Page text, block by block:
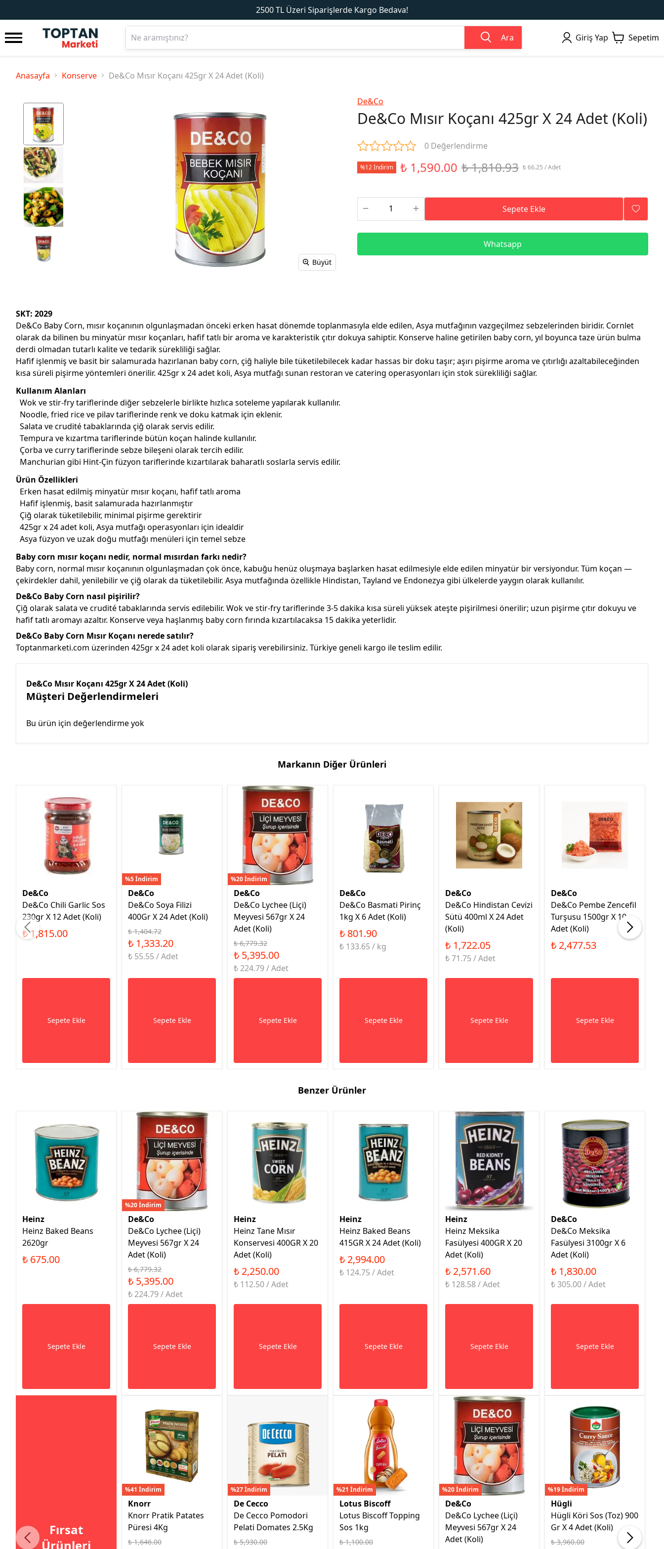
2500 TL Üzeri Siparişlerde Kargo Bedava!
Ara Giriş Yap Sepetim
Anasayfa Konserve De&Co Mısır Koçanı 425gr X 24 Adet (Koli)
Büyüt
De&Co
De&Co Mısır Koçanı 425gr X 24 Adet (Koli)
0 Değerlendirme
%12 İndirim ₺ 1,590.00 ₺ 1,810.93 ₺ 66.25 / Adet
Sepete Ekle
Whatsapp
SKT: 2029
De&Co Baby Corn, mısır koçanının olgunlaşmadan önceki erken hasat dönemde toplanmasıyla elde edilen, Asya mutfağının vazgeçilmez sebzelerinden biridir. Cornlet
olarak da bilinen bu minyatür mısır koçanları, hafif tatlı bir aroma ve karakteristik çıtır dokuya sahiptir. Konserve haline getirilen baby corn, yıl boyunca taze ürün bulma
derdi olmadan tutarlı kalite ve tedarik sürekliliği sağlar.
Hafif işlenmiş ve basit bir salamurada hazırlanan baby corn, çiğ haliyle bile tüketilebilecek kadar hassas bir doku taşır; aşırı pişirme aroma ve çıtırlığı azaltabileceğinden
kısa süreli pişirme yöntemleri önerilir. 425gr x 24 adet koli, Asya mutfağı sunan restoran ve catering operasyonları için stok sürekliliği sağlar.
Kullanım Alanları
Wok ve stir-fry tariflerinde diğer sebzelerle birlikte hızlıca soteleme yapılarak kullanılır.
Noodle, fried rice ve pilav tariflerinde renk ve doku katmak için eklenir.
Salata ve crudité tabaklarında çiğ olarak servis edilir.
Tempura ve kızartma tariflerinde bütün koçan halinde kullanılır.
Çorba ve curry tariflerinde sebze bileşeni olarak tercih edilir.
Manchurian gibi Hint-Çin füzyon tariflerinde kızartılarak baharatlı soslarla servis edilir.
Ürün Özellikleri
Erken hasat edilmiş minyatür mısır koçanı, hafif tatlı aroma
Hafif işlenmiş, basit salamurada hazırlanmıştır
Çiğ olarak tüketilebilir, minimal pişirme gerektirir
425gr x 24 adet koli, Asya mutfağı operasyonları için idealdir
Asya füzyon ve uzak doğu mutfağı menüleri için temel sebze
Baby corn mısır koçanı nedir, normal mısırdan farkı nedir?
Baby corn, normal mısır koçanının olgunlaşmadan çok önce, kabuğu henüz oluşmaya başlarken hasat edilmesiyle elde edilen minyatür bir versiyondur. Tüm koçan —
çekirdekler dahil, yenilebilir ve çiğ olarak da tüketilebilir. Asya mutfağında özellikle Hindistan, Tayland ve Endonezya gibi ülkelerde yaygın olarak kullanılır.
De&Co Baby Corn nasıl pişirilir?
Çiğ olarak salata ve crudité tabaklarında servis edilebilir. Wok ve stir-fry tariflerinde 3-5 dakika kısa süreli yüksek ateşte pişirilmesi önerilir; uzun pişirme çıtır dokuyu ve
hafif tatlı aromayı azaltır. Konserve veya haşlanmış baby corn fırında kızartılacaksa 15 dakika yeterlidir.
De&Co Baby Corn Mısır Koçanı nerede satılır?
Toptanmarketi.com üzerinden 425gr x 24 adet koli olarak sipariş verebilirsiniz. Türkiye geneli kargo ile teslim edilir.
De&Co Mısır Koçanı 425gr X 24 Adet (Koli)
Müşteri Değerlendirmeleri
Bu ürün için değerlendirme yok
Markanın Diğer Ürünleri
De&Co
De&Co Chili Garlic Sos
230gr X 12 Adet (Koli)
₺ 1,815.00
Sepete Ekle
%5 İndirim
De&Co
De&Co Soya Filizi
400Gr X 24 Adet (Koli)
₺ 1,404.72
₺ 1,333.20
₺ 55.55 / Adet
Sepete Ekle
%20 İndirim
De&Co
De&Co Lychee (Liçi)
Meyvesi 567gr X 24
Adet (Koli)
₺ 6,779.32
₺ 5,395.00
₺ 224.79 / Adet
Sepete Ekle
De&Co
De&Co Basmati Pirinç
1kg X 6 Adet (Koli)
₺ 801.90
₺ 133.65 / kg
Sepete Ekle
De&Co
De&Co Hindistan Cevizi
Sütü 400ml X 24 Adet
(Koli)
₺ 1,722.05
₺ 71.75 / Adet
Sepete Ekle
De&Co
De&Co Pembe Zencefil
Turşusu 1500gr X 10
Adet (Koli)
₺ 2,477.53
Sepete Ekle
Benzer Ürünler
Heinz
Heinz Baked Beans
2620gr
₺ 675.00
Sepete Ekle
%20 İndirim
De&Co
De&Co Lychee (Liçi)
Meyvesi 567gr X 24
Adet (Koli)
₺ 6,779.32
₺ 5,395.00
₺ 224.79 / Adet
Sepete Ekle
Heinz
Heinz Tane Mısır
Konservesi 400GR X 20
Adet (Koli)
₺ 2,250.00
₺ 112.50 / Adet
Sepete Ekle
Heinz
Heinz Baked Beans
415GR X 24 Adet (Koli)
₺ 2,994.00
₺ 124.75 / Adet
Sepete Ekle
Heinz
Heinz Meksika
Fasülyesi 400GR X 20
Adet (Koli)
₺ 2,571.60
₺ 128.58 / Adet
Sepete Ekle
De&Co
De&Co Meksika
Fasülyesi 3100gr X 6
Adet (Koli)
₺ 1,830.00
₺ 305.00 / Adet
Sepete Ekle
Fırsat
Ürünleri
%41 İndirim
Knorr
Knorr Pratik Patates
Püresi 4Kg
₺ 1,646.00
%27 İndirim
De Cecco
De Cecco Pomodori
Pelati Domates 2.5Kg
₺ 5,930.00
%21 İndirim
Lotus Biscoff
Lotus Biscoff Topping
Sos 1kg
₺ 1,100.00
%20 İndirim
De&Co
De&Co Lychee (Liçi)
Meyvesi 567gr X 24
Adet (Koli)
%19 İndirim
Hügli
Hügli Köri Sos (Toz) 900
Gr X 4 Adet (Koli)
₺ 3,960.00